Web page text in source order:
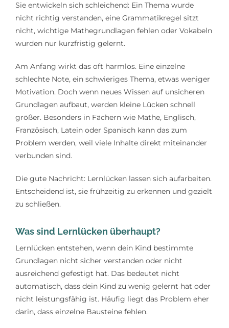
Sie entwickeln sich schleichend: Ein Thema wurde
nicht richtig verstanden, eine Grammatikregel sitzt
nicht, wichtige Mathegrundlagen fehlen oder Vokabeln
wurden nur kurzfristig gelernt.
Am Anfang wirkt das oft harmlos. Eine einzelne
schlechte Note, ein schwieriges Thema, etwas weniger
Motivation. Doch wenn neues Wissen auf unsicheren
Grundlagen aufbaut, werden kleine Lücken schnell
größer. Besonders in Fächern wie Mathe, Englisch,
Französisch, Latein oder Spanisch kann das zum
Problem werden, weil viele Inhalte direkt miteinander
verbunden sind.
Die gute Nachricht: Lernlücken lassen sich aufarbeiten.
Entscheidend ist, sie frühzeitig zu erkennen und gezielt
zu schließen.
Was sind Lernlücken überhaupt?
Lernlücken entstehen, wenn dein Kind bestimmte
Grundlagen nicht sicher verstanden oder nicht
ausreichend gefestigt hat. Das bedeutet nicht
automatisch, dass dein Kind zu wenig gelernt hat oder
nicht leistungsfähig ist. Häufig liegt das Problem eher
darin, dass einzelne Bausteine fehlen.